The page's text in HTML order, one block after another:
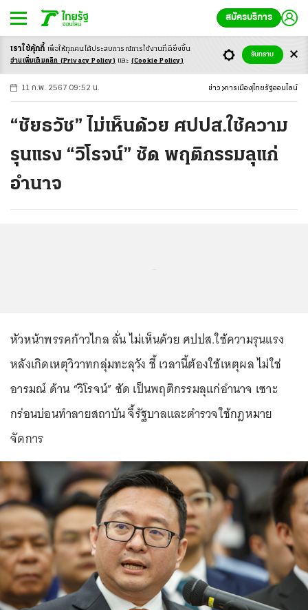
สมัครบริการ
-ก ก ก+
11 ก.พ. 2567 09:52 น. ข่าว การเมือง ไทยรัฐออนไลน์
“ชัยธวัช” ไม่เห็นด้วย ศปปส.ใช้ความ
รุนแรง “วิโรจน์” ซัด พฤติกรรมลุแก่
อำนาจ
หัวหน้าพรรคก้าวไกล ลั่น ไม่เห็นด้วย ศปปส.ใช้ความรุนแรง
หลังเกิดเหตุวิวาทกลุ่มทะลุวัง ชี้ เวลานี้ต้องใช้เหตุผล ไม่ใช่
อารมณ์ ด้าน “วิโรจน์” ซัด เป็นพฤติกรรมลุแก่อำนาจ เซาะ
กร่อนบ่อนทำลายสถาบัน จี้รัฐบาลและตำรวจใช้กฎหมาย
จัดการ
เราใช้คุ้กกี้ เพื่อให้ทุกคนได้ประสบการณ์การใช้งานที่ดียิ่งขึ้น
อ่านเพิ่มเติมคลิก (Privacy Policy) และ (Cookie Policy)
รับทราบ